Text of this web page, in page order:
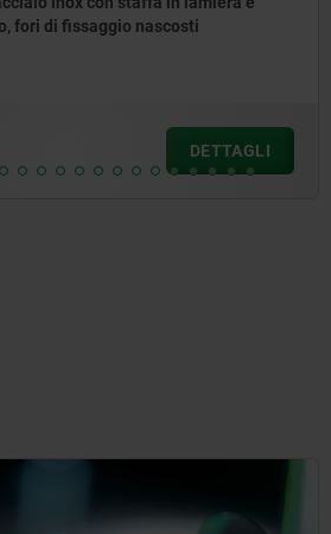
fori di fissaggio nascosti
DETTAGLI